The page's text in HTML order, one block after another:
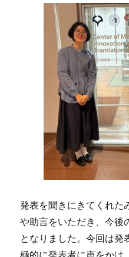
発表を聞きにきてくれた
や助言をいただき、今後
となりました。今回は発